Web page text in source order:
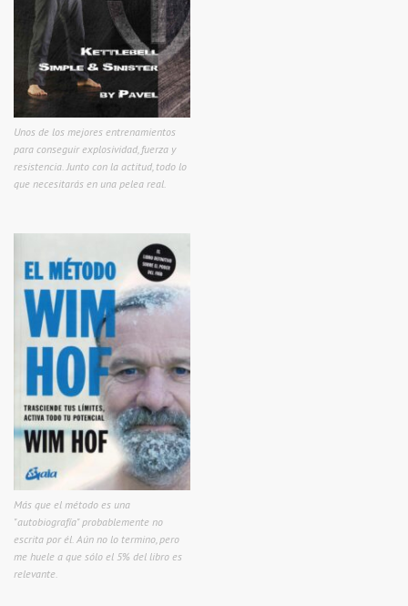
Unos de los mejores entrenamientos
para conseguir explosividad, fuerza y
resistencia. Junto con la actitud, todo lo
que necesitarás en una pelea real.
Más que el método es una
"autobiografía" probablemente no
escrita por él. Aún no lo termino, pero
me huele a que sólo el 5% del libro es
relevante.